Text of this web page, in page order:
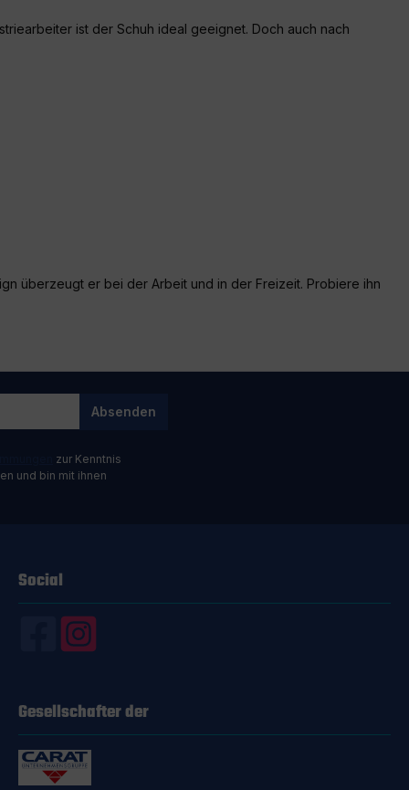
ist der Schuh ideal geeignet. Doch auch nach
überzeugt er bei der Arbeit und in der Freizeit. Probiere ihn
Absenden
zur Kenntnis
und bin mit ihnen
Social
Gesellschafter der